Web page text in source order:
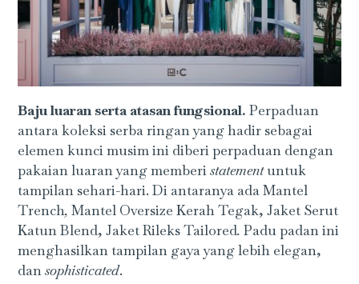
Baju luaran serta atasan fungsional.Perpaduan
antara koleksi serba ringan yang hadir sebagai
elemen kunci musim ini diberi perpaduan dengan
pakaian luaran yang memberistatementuntuk
tampilan sehari-hari. Di antaranya ada Mantel
Trench,Mantel Oversize Kerah Tegak, Jaket Serut
Katun Blend, Jaket Rileks Tailored.Padu padan ini
menghasilkan tampilan gaya yang lebih elegan,
dansophisticated.